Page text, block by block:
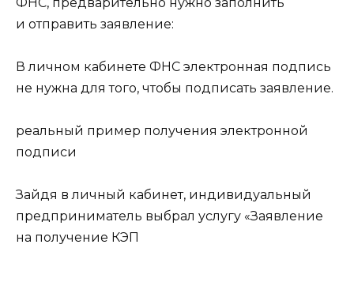
и отправить заявление:
В личном кабинете ФНС электронная подпись
не нужна для того, чтобы подписать заявление.
реальный пример получения электронной
подписи
Зайдя в личный кабинет, индивидуальный
предприниматель выбрал услугу «Заявление
на получение КЭП